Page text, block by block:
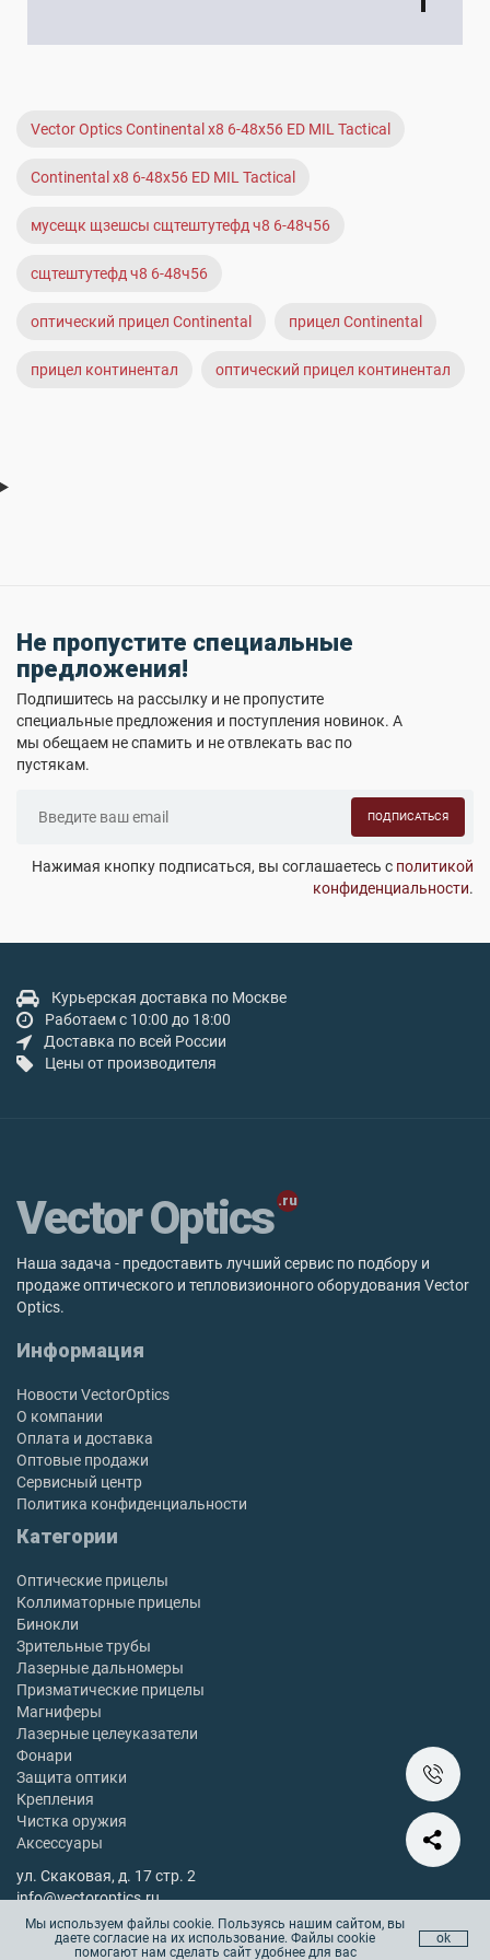
Vector Optics Continental x8 6-48x56 ED MIL Tactical
Continental x8 6-48x56 ED MIL Tactical
мусещк щзешсы сщтештутефд ч8 6-48ч56
сщтештутефд ч8 6-48ч56
оптический прицел Continental прицел Continental
прицел континентал оптический прицел континентал
Не пропустите специальные
предложения!
Подпишитесь на рассылку и не пропустите
специальные предложения и поступления новинок. А
мы обещаем не спамить и не отвлекать вас по
пустякам.
ПОДПИСАТЬСЯ
Нажимая кнопку подписаться, вы соглашаетесь с политикой
конфиденциальности.
Курьерская доставка по Москве
Работаем с 10:00 до 18:00
Доставка по всей России
Цены от производителя
Vector Optics
Наша задача - предоставить лучший сервис по подбору и
продаже оптического и тепловизионного оборудования Vector
Optics.
Информация
Новости VectorOptics
О компании
Оплата и доставка
Оптовые продажи
Сервисный центр
Политика конфиденциальности
Категории
Оптические прицелы
Коллиматорные прицелы
Бинокли
Зрительные трубы
Лазерные дальномеры
Призматические прицелы
Магниферы
Лазерные целеуказатели
Фонари
Защита оптики
Крепления
Чистка оружия
Аксессуары
ул. Скаковая, д. 17 стр. 2
info@vectoroptics.ru
8 (800) 222-98-82
Остались вопросы? Позвоните с 10:00 до 18:00, без выходных
Мы используем файлы cookie. Пользуясь нашим сайтом, вы
даете согласие на их использование. Файлы cookie
помогают нам сделать сайт удобнее для вас
ok